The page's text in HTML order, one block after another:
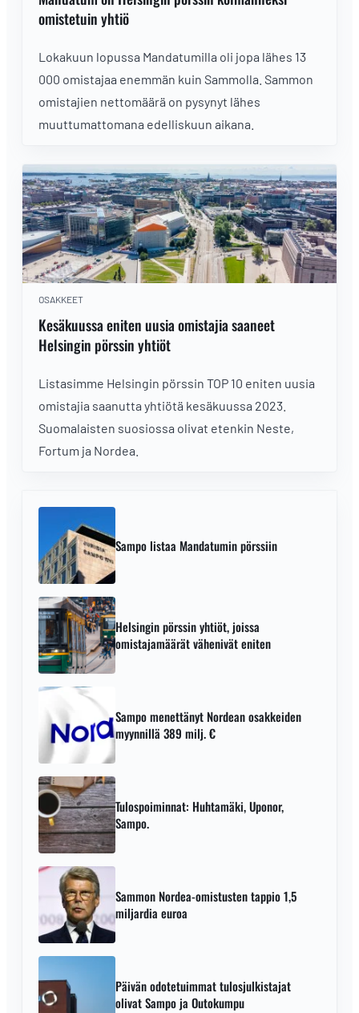
omistetuin yhtiö
Lokakuun lopussa Mandatumilla oli jopa lähes 13
000 omistajaa enemmän kuin Sammolla. Sammon
omistajien nettomäärä on pysynyt lähes
muuttumattomana edelliskuun aikana.
OSAKKEET
Kesäkuussa eniten uusia omistajia saaneet
Helsingin pörssin yhtiöt
Listasimme Helsingin pörssin TOP 10 eniten uusia
omistajia saanutta yhtiötä kesäkuussa 2023.
Suomalaisten suosiossa olivat etenkin Neste,
Fortum ja Nordea.
Sampo listaa Mandatumin pörssiin
Helsingin pörssin yhtiöt, joissa
omistajamäärät vähenivät eniten
Sampo menettänyt Nordean osakkeiden
myynnillä 389 milj. €
Tulospoiminnat: Huhtamäki, Uponor,
Sampo.
Sammon Nordea-omistusten tappio 1,5
miljardia euroa
Päivän odotetuimmat tulosjulkistajat
olivat Sampo ja Outokumpu